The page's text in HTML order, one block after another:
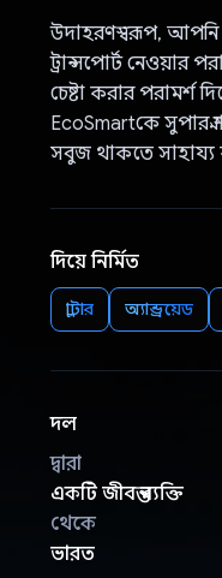
উদাহরণস্বরূপ, আপনি
ট্রান্সপোর্ট নেওয়ার
চেষ্টা করার পরামর্শ
EcoSmartকে সুপার
সবুজ থাকতে সাহায্য
দিয়ে নির্মিত
ফ্লাটার অ্যান্ড্রয়েড
দল
দ্বারা
একটি জীবন্ত ব্যক্তি
থেকে
ভারত